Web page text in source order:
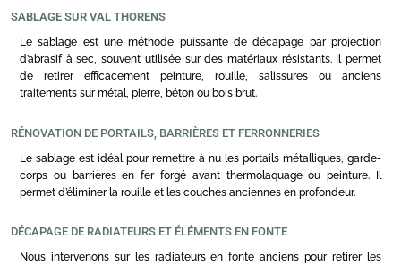
SABLAGE SUR VAL THORENS
Le sablage est une méthode puissante de décapage par projection
d’abrasif à sec, souvent utilisée sur des matériaux résistants. Il permet
de retirer efficacement peinture, rouille, salissures ou anciens
traitements sur métal, pierre, béton ou bois brut.
RÉNOVATION DE PORTAILS, BARRIÈRES ET FERRONNERIES
Le sablage est idéal pour remettre à nu les portails métalliques, garde-
corps ou barrières en fer forgé avant thermolaquage ou peinture. Il
permet d’éliminer la rouille et les couches anciennes en profondeur.
DÉCAPAGE DE RADIATEURS ET ÉLÉMENTS EN FONTE
Nous intervenons sur les radiateurs en fonte anciens pour retirer les